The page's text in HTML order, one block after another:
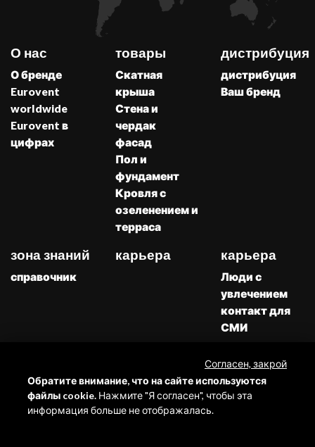
О нас
О бренде
Eurovent
worldwide
Eurovent в
цифрах
товары
Скатная
крыша
Стена и
чердак
фасад
Пол и
фундамент
Кровля с
озеленением и
терраса
дистрибуция
дистрибуция
Ваш бренд
зона знаний
справочник
карьера карьера
Люди с
увлечением
контакт для
СМИ
Жалобы
Обратите внимание, что на сайте используются
файлы cookie. Нажмите "Я согласен", чтобы эта
информация больше не отображалась.
Согласен, закрой